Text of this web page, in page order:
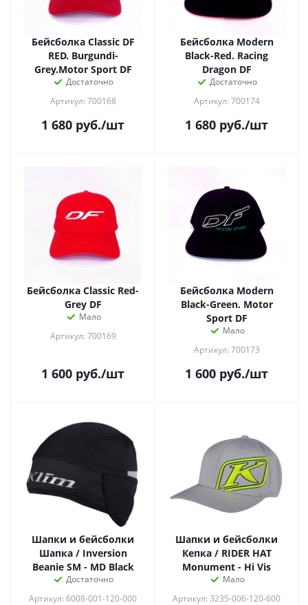
Бейсболка Classic DF
RED. Burgundi-
Grey.Motor Sport DF
Достаточно
Артикул: 700168
1 680 руб./шт
Бейсболка Modern
Black-Red. Racing
Dragon DF
Достаточно
Артикул: 700174
1 680 руб./шт
Бейсболка Classic Red-
Grey DF
Мало
Артикул: 700169
1 600 руб./шт
Бейсболка Modern
Black-Green. Motor
Sport DF
Мало
Артикул: 700173
1 600 руб./шт
Шапки и бейсболки
Шапка / Inversion
Beanie SM - MD Black
Достаточно
Артикул: 6008-001-120-000
Шапки и бейсболки
Кепка / RIDER HAT
Monument - Hi Vis
Мало
Артикул: 3235-006-120-600